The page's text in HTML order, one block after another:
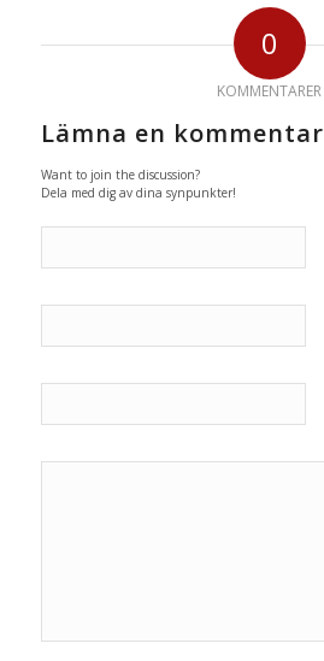
0
KOMMENTARER
Lämna en kommentar
Want to join the discussion?
Dela med dig av dina synpunkter!